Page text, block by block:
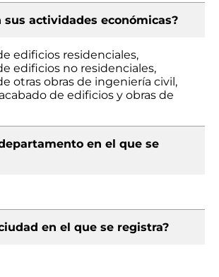
sus actividades económicas?
edificios residenciales,
edificios no residenciales,
otras obras de ingeniería civil,
de edificios y obras de
en el que se
en el que se registra?